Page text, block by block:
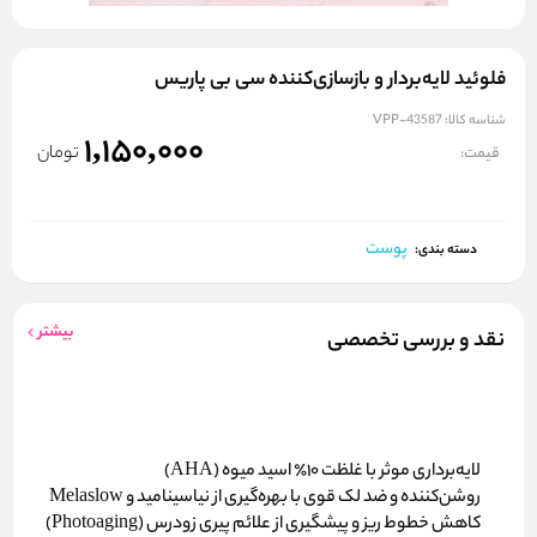
فلوئید لایه‌بردار و بازسازی‌کننده سی بی پاریس
شناسه کالا: VPP-43587
قیمت: 1,150,000 تومان
دسته بندی: پوست
نقد و بررسی تخصصی بیشتر
لایه‌برداری موثربا غلظت ۱۰٪ اسید میوه (AHA)
روشن‌کننده و ضد لکقوی با بهره‌گیری از نیاسینامید و Melaslow
کاهش خطوط ریزو پیشگیری از علائم پیری زودرس (Photoaging)